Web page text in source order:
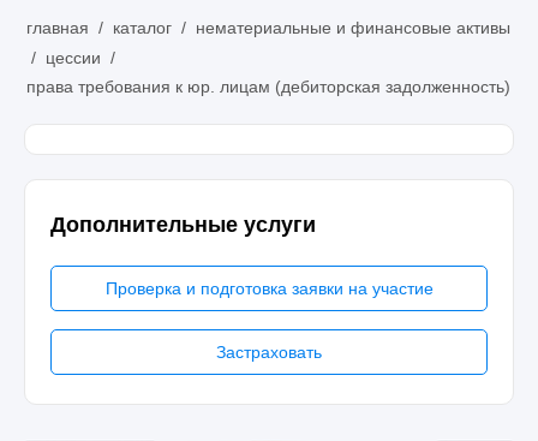
главная / каталог / нематериальные и финансовые активы
/ цессии /
права требования к юр. лицам (дебиторская задолженность)
Дополнительные услуги
Проверка и подготовка заявки на участие
Застраховать